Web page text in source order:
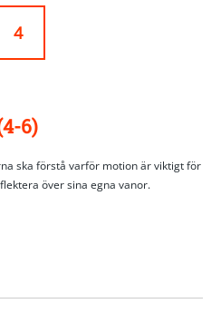
4
6)
ska förstå varför motion är viktigt för
över sina egna vanor.